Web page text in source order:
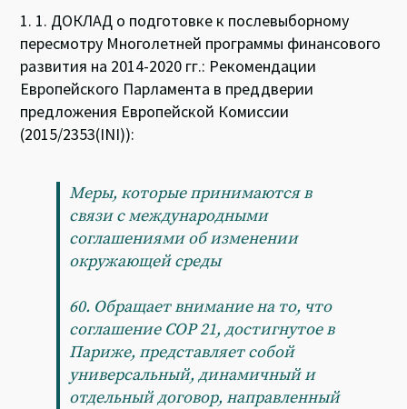
1. 1. ДОКЛАД о подготовке к послевыборному
пересмотру Многолетней программы финансового
развития на 2014-2020 гг.: Рекомендации
Европейского Парламента в преддверии
предложения Европейской Комиссии
(2015/2353(INI)):
Меры, которые принимаются в
связи с международными
соглашениями об изменении
окружающей среды
60. Обращает внимание на то, что
соглашение COP 21, достигнутое в
Париже, представляет собой
универсальный, динамичный и
отдельный договор, направленный